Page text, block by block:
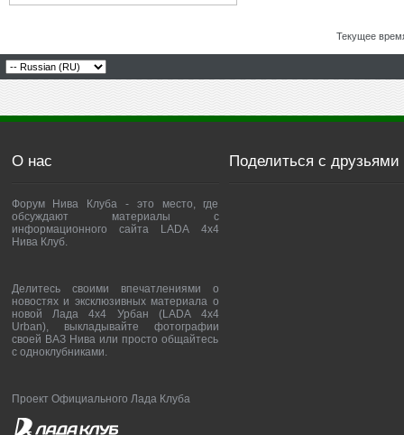
Текущее
О нас
Форум Нива Клуба - это место, где
обсуждают материалы с
информационного сайта LADA 4x4
Нива Клуб.
Делитесь своими впечатлениями о
новостях и эксклюзивных материала о
новой Лада 4х4 Урбан (LADA 4x4
Urban), выкладывайте фотографии
своей ВАЗ Нива или просто общайтесь
с одноклубниками.
Проект Официального Лада Клуба
Поделиться с друзьями